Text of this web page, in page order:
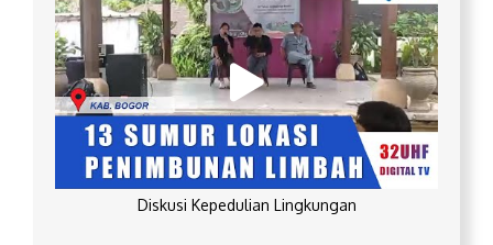
Diskusi Kepedulian Lingkungan